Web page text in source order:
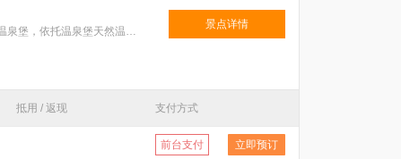
特色：秦皇岛温泉堡鸣岐天成1号温泉度假村位于秦皇岛市海港区西北温泉堡，依托温泉堡天然温泉资源，其
景点详情
抵用 / 返现 支付方式
前台支付 立即预订